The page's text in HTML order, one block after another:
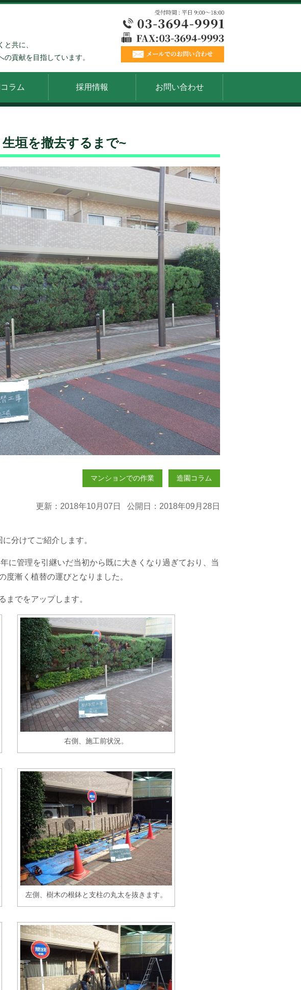
共に、
貢献を目指しています。
ラム 採用情報 お問い合わせ
垣を撤去するまで~
マンションでの作業 造園コラム
更新：2018年10月07日 公開日：2018年09月28日
分けてご紹介します。
に管理を引継いだ当初から既に大きくなり過ぎており、当
度漸く植替の運びとなりました。
までをアップします。
右側、施工前状況。
左側、樹木の根鉢と支柱の丸太を抜きます。